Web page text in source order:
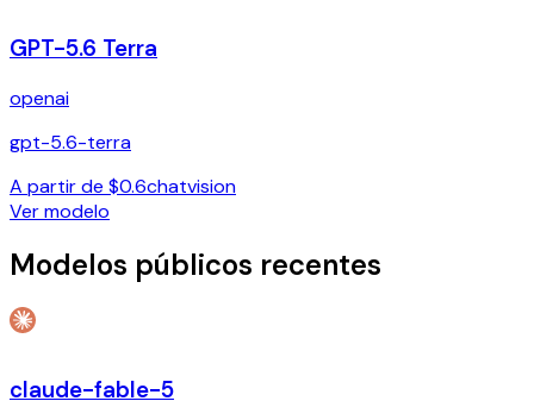
GPT-5.6 Terra
openai
gpt-5.6-terra
A partir de $0.6chatvision
Ver modelo
Modelos públicos recentes
claude-fable-5